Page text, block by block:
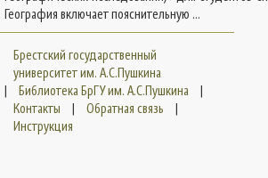
География включает пояснительную ...
Брестский государственный
университет им. А.С.Пушкина
|
Библиотека БрГУ им. А.С.Пушкина
|
Контакты
| Обратная связь
|
Инструкция